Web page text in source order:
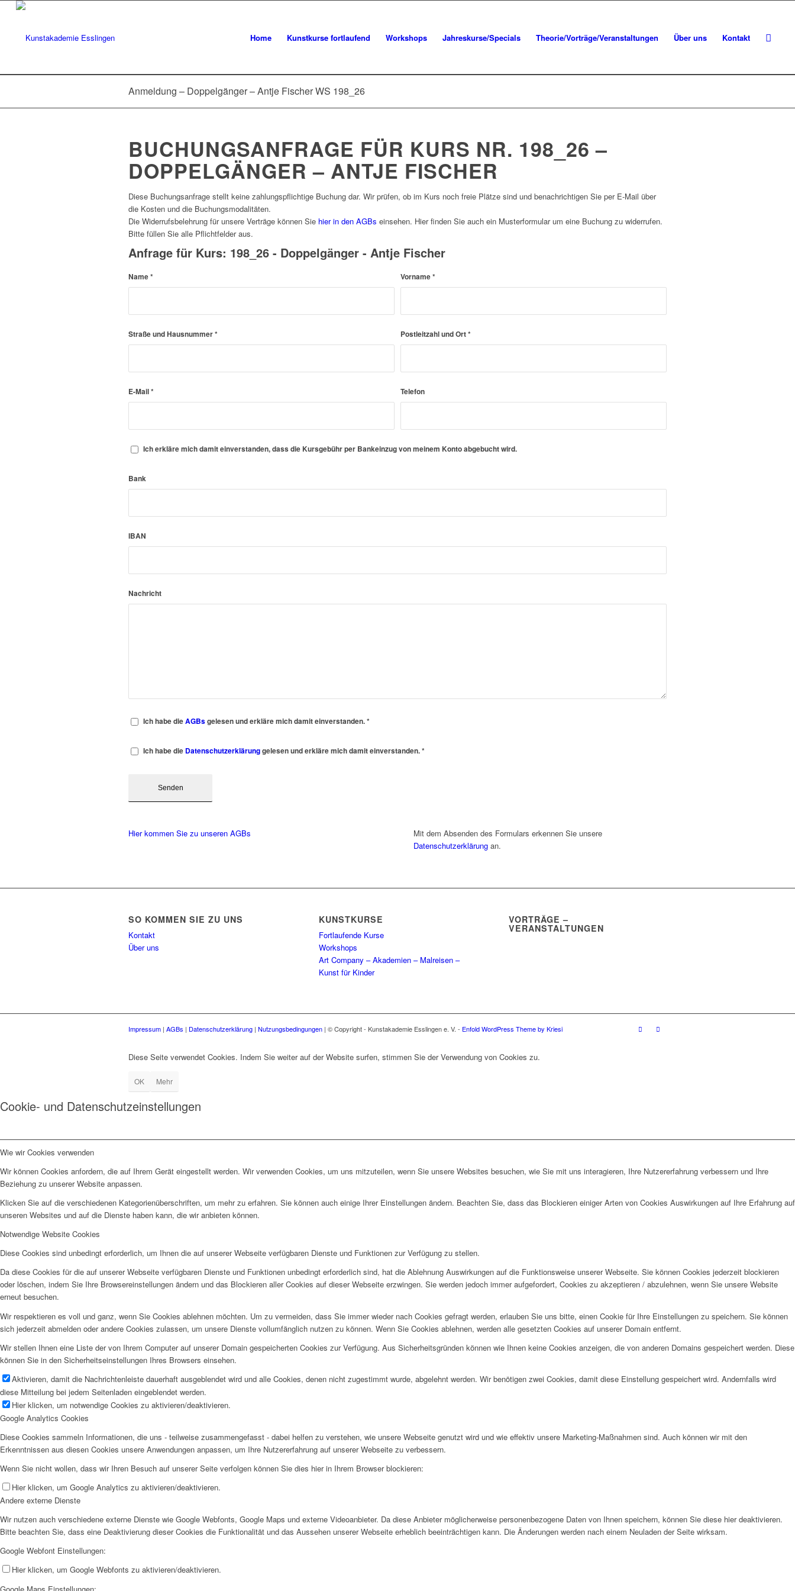
Home Kunstkurse fortlaufend Workshops Jahreskurse/Specials Theorie/Vorträge/Veranstaltungen Über uns Kontakt
Anmeldung – Doppelgänger – Antje Fischer WS 198_26
BUCHUNGSANFRAGE FÜR KURS NR. 198_26 –
DOPPELGÄNGER – ANTJE FISCHER
Diese Buchungsanfrage stellt keine zahlungspflichtige Buchung dar. Wir prüfen, ob im Kurs noch freie Plätze sind und benachrichtigen Sie per E-Mail über
die Kosten und die Buchungsmodalitäten.
Die Widerrufsbelehrung für unsere Verträge können Sie hier in den AGBs einsehen. Hier finden Sie auch ein Musterformular um eine Buchung zu widerrufen.
Bitte füllen Sie alle Pflichtfelder aus.
Anfrage für Kurs: 198_26 - Doppelgänger - Antje Fischer
Name* Vorname*
Straße und Hausnummer* Postleitzahl und Ort*
E-Mail* Telefon
Ich erkläre mich damit einverstanden, dass die Kursgebühr per Bankeinzug von meinem Konto abgebucht wird.
Bank
IBAN
Nachricht
Ich habe dieAGBsgelesen und erkläre mich damit einverstanden.*
Ich habe die Datenschutzerklärunggelesen und erkläre mich damit einverstanden.*
Hier kommen Sie zu unseren AGBs
Mit dem Absenden des Formulars erkennen Sie unsere
Datenschutzerklärung an.
SO KOMMEN SIE ZU UNS
Kontakt
Über uns
KUNSTKURSE
Fortlaufende Kurse
Workshops
Art Company – Akademien – Malreisen –
Kunst für Kinder
VORTRÄGE –
VERANSTALTUNGEN
Impressum | AGBs | Datenschutzerklärung | Nutzungsbedingungen | © Copyright - Kunstakademie Esslingen e. V. - Enfold WordPress Theme by Kriesi
Diese Seite verwendet Cookies. Indem Sie weiter auf der Website surfen, stimmen Sie der Verwendung von Cookies zu.
OK Mehr
Cookie- und Datenschutzeinstellungen
Wie wir Cookies verwenden
Wir können Cookies anfordern, die auf Ihrem Gerät eingestellt werden. Wir verwenden Cookies, um uns mitzuteilen, wenn Sie unsere Websites besuchen, wie Sie mit uns interagieren, Ihre Nutzererfahrung verbessern und Ihre
Beziehung zu unserer Website anpassen.
Klicken Sie auf die verschiedenen Kategorienüberschriften, um mehr zu erfahren. Sie können auch einige Ihrer Einstellungen ändern. Beachten Sie, dass das Blockieren einiger Arten von Cookies Auswirkungen auf Ihre Erfahrung auf
unseren Websites und auf die Dienste haben kann, die wir anbieten können.
Notwendige Website Cookies
Diese Cookies sind unbedingt erforderlich, um Ihnen die auf unserer Webseite verfügbaren Dienste und Funktionen zur Verfügung zu stellen.
Da diese Cookies für die auf unserer Webseite verfügbaren Dienste und Funktionen unbedingt erforderlich sind, hat die Ablehnung Auswirkungen auf die Funktionsweise unserer Webseite. Sie können Cookies jederzeit blockieren
oder löschen, indem Sie Ihre Browsereinstellungen ändern und das Blockieren aller Cookies auf dieser Webseite erzwingen. Sie werden jedoch immer aufgefordert, Cookies zu akzeptieren / abzulehnen, wenn Sie unsere Website
erneut besuchen.
Wir respektieren es voll und ganz, wenn Sie Cookies ablehnen möchten. Um zu vermeiden, dass Sie immer wieder nach Cookies gefragt werden, erlauben Sie uns bitte, einen Cookie für Ihre Einstellungen zu speichern. Sie können
sich jederzeit abmelden oder andere Cookies zulassen, um unsere Dienste vollumfänglich nutzen zu können. Wenn Sie Cookies ablehnen, werden alle gesetzten Cookies auf unserer Domain entfernt.
Wir stellen Ihnen eine Liste der von Ihrem Computer auf unserer Domain gespeicherten Cookies zur Verfügung. Aus Sicherheitsgründen können wie Ihnen keine Cookies anzeigen, die von anderen Domains gespeichert werden. Diese
können Sie in den Sicherheitseinstellungen Ihres Browsers einsehen.
Aktivieren, damit die Nachrichtenleiste dauerhaft ausgeblendet wird und alle Cookies, denen nicht zugestimmt wurde, abgelehnt werden. Wir benötigen zwei Cookies, damit diese Einstellung gespeichert wird. Andernfalls wird
diese Mitteilung bei jedem Seitenladen eingeblendet werden.
Hier klicken, um notwendige Cookies zu aktivieren/deaktivieren.
Google Analytics Cookies
Diese Cookies sammeln Informationen, die uns - teilweise zusammengefasst - dabei helfen zu verstehen, wie unsere Webseite genutzt wird und wie effektiv unsere Marketing-Maßnahmen sind. Auch können wir mit den
Erkenntnissen aus diesen Cookies unsere Anwendungen anpassen, um Ihre Nutzererfahrung auf unserer Webseite zu verbessern.
Wenn Sie nicht wollen, dass wir Ihren Besuch auf unserer Seite verfolgen können Sie dies hier in Ihrem Browser blockieren:
Hier klicken, um Google Analytics zu aktivieren/deaktivieren.
Andere externe Dienste
Wir nutzen auch verschiedene externe Dienste wie Google Webfonts, Google Maps und externe Videoanbieter. Da diese Anbieter möglicherweise personenbezogene Daten von Ihnen speichern, können Sie diese hier deaktivieren.
Bitte beachten Sie, dass eine Deaktivierung dieser Cookies die Funktionalität und das Aussehen unserer Webseite erheblich beeinträchtigen kann. Die Änderungen werden nach einem Neuladen der Seite wirksam.
Google Webfont Einstellungen:
Hier klicken, um Google Webfonts zu aktivieren/deaktivieren.